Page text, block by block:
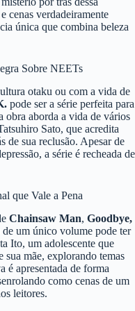
cenas verdadeiramente
única que combina beleza
Sobre NEETs
otaku ou com a vida de
pode ser a série perfeita para
obra aborda a vida de vários
Sato, que acredita
de sua reclusão. Apesar de
a série é recheada de
que Vale a Pena
Chainsaw Man, Goodbye,
um único volume pode ter
Ito, um adolescente que
sua mãe, explorando temas
é apresentada de forma
como cenas de um
leitores.